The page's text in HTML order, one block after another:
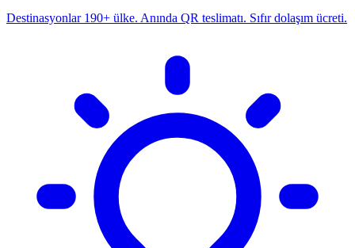
Destinasyonlar 190+ ülke. Anında QR teslimatı. Sıfır dolaşım ücreti.